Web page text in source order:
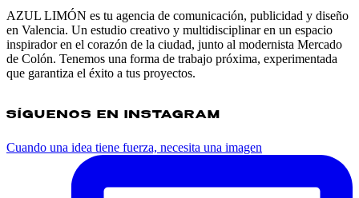
AZUL LIMÓN es tu agencia de comunicación, publicidad y diseño
en Valencia. Un estudio creativo y multidisciplinar en un espacio
inspirador en el corazón de la ciudad, junto al modernista Mercado
de Colón. Tenemos una forma de trabajo próxima, experimentada
que garantiza el éxito a tus proyectos.
SÍGUENOS EN INSTAGRAM
Cuando una idea tiene fuerza, necesita una imagen